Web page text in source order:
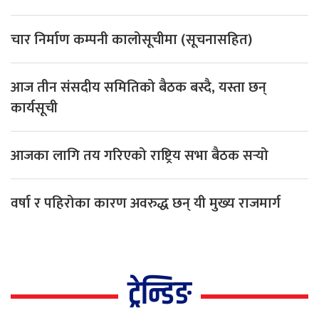
चार निर्माण कम्पनी कालोसूचीमा (सूचनासहित)
आज तीन संसदीय समितिको बैठक बस्दै, यस्ता छन्
कार्यसूची
आजका लागि तय गरिएको राष्ट्रिय सभा बैठक सर्‍यो
वर्षा र पहिरोका कारण अवरुद्ध छन् यी मुख्य राजमार्ग
ट्रेन्डिङ